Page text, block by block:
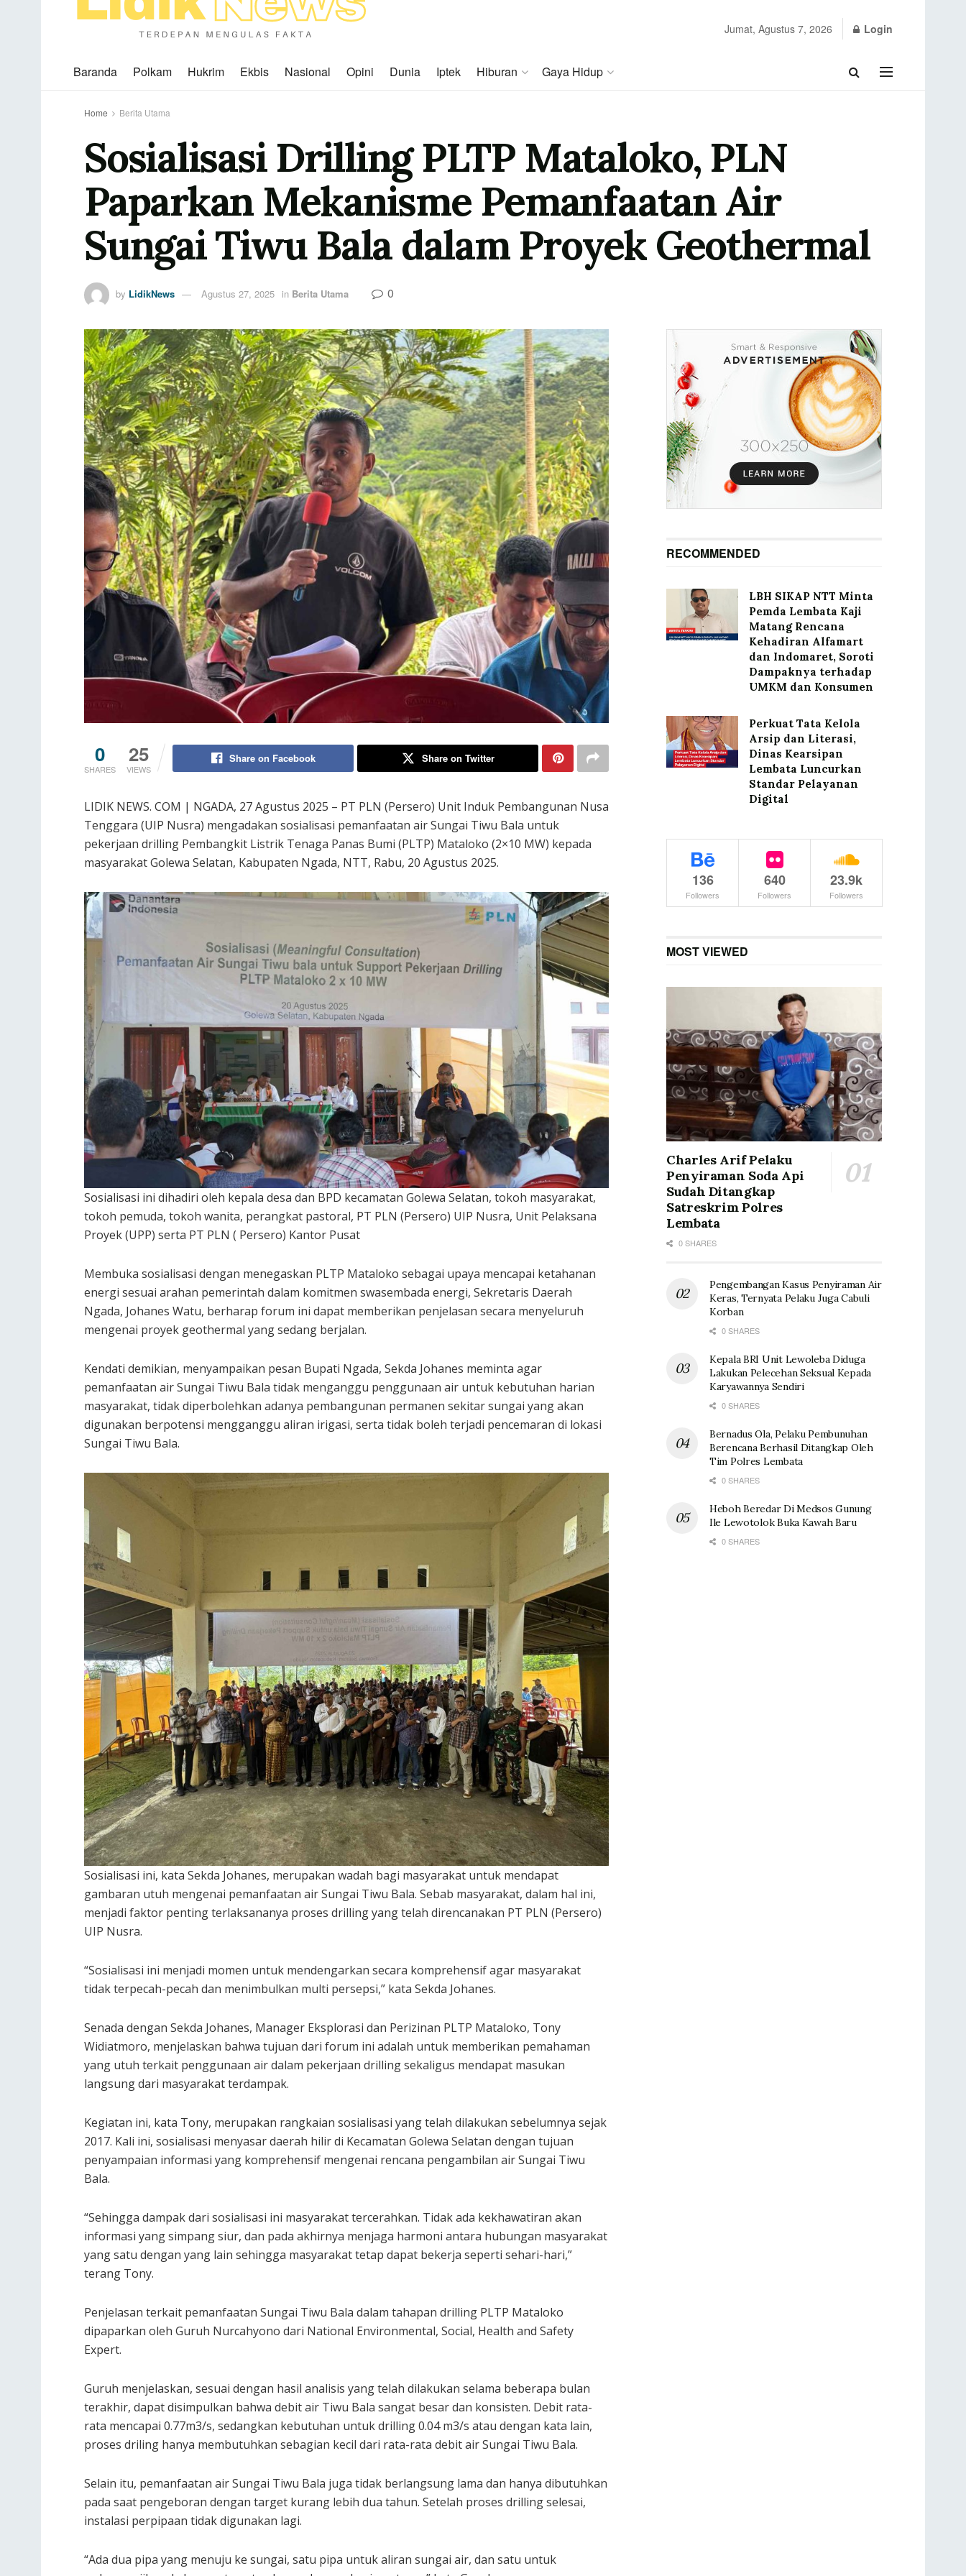
Jumat, Agustus 7, 2026 Login
Baranda Polkam Hukrim Ekbis Nasional Opini Dunia Iptek Hiburan Gaya Hidup
Home Berita Utama
Sosialisasi Drilling PLTP Mataloko, PLN
Paparkan Mekanisme Pemanfaatan Air
Sungai Tiwu Bala dalam Proyek Geothermal
by LidikNews Agustus 27, 2025 in Berita Utama 0
0
SHARES
25
VIEWS
Share on Facebook Share on Twitter
LIDIK NEWS. COM | NGADA, 27 Agustus 2025 – PT PLN (Persero) Unit Induk Pembangunan Nusa
Tenggara (UIP Nusra) mengadakan sosialisasi pemanfaatan air Sungai Tiwu Bala untuk
pekerjaan drilling Pembangkit Listrik Tenaga Panas Bumi (PLTP) Mataloko (2×10 MW) kepada
masyarakat Golewa Selatan, Kabupaten Ngada, NTT, Rabu, 20 Agustus 2025.
Sosialisasi ini dihadiri oleh kepala desa dan BPD kecamatan Golewa Selatan, tokoh masyarakat,
tokoh pemuda, tokoh wanita, perangkat pastoral, PT PLN (Persero) UIP Nusra, Unit Pelaksana
Proyek (UPP) serta PT PLN ( Persero) Kantor Pusat
Membuka sosialisasi dengan menegaskan PLTP Mataloko sebagai upaya mencapai ketahanan
energi sesuai arahan pemerintah dalam komitmen swasembada energi, Sekretaris Daerah
Ngada, Johanes Watu, berharap forum ini dapat memberikan penjelasan secara menyeluruh
mengenai proyek geothermal yang sedang berjalan.
Kendati demikian, menyampaikan pesan Bupati Ngada, Sekda Johanes meminta agar
pemanfaatan air Sungai Tiwu Bala tidak menganggu penggunaan air untuk kebutuhan harian
masyarakat, tidak diperbolehkan adanya pembangunan permanen sekitar sungai yang akan
digunakan berpotensi mengganggu aliran irigasi, serta tidak boleh terjadi pencemaran di lokasi
Sungai Tiwu Bala.
Sosialisasi ini, kata Sekda Johanes, merupakan wadah bagi masyarakat untuk mendapat
gambaran utuh mengenai pemanfaatan air Sungai Tiwu Bala. Sebab masyarakat, dalam hal ini,
menjadi faktor penting terlaksananya proses drilling yang telah direncanakan PT PLN (Persero)
UIP Nusra.
“Sosialisasi ini menjadi momen untuk mendengarkan secara komprehensif agar masyarakat
tidak terpecah-pecah dan menimbulkan multi persepsi,” kata Sekda Johanes.
Senada dengan Sekda Johanes, Manager Eksplorasi dan Perizinan PLTP Mataloko, Tony
Widiatmoro, menjelaskan bahwa tujuan dari forum ini adalah untuk memberikan pemahaman
yang utuh terkait penggunaan air dalam pekerjaan drilling sekaligus mendapat masukan
langsung dari masyarakat terdampak.
Kegiatan ini, kata Tony, merupakan rangkaian sosialisasi yang telah dilakukan sebelumnya sejak
2017. Kali ini, sosialisasi menyasar daerah hilir di Kecamatan Golewa Selatan dengan tujuan
penyampaian informasi yang komprehensif mengenai rencana pengambilan air Sungai Tiwu
Bala.
“Sehingga dampak dari sosialisasi ini masyarakat tercerahkan. Tidak ada kekhawatiran akan
informasi yang simpang siur, dan pada akhirnya menjaga harmoni antara hubungan masyarakat
yang satu dengan yang lain sehingga masyarakat tetap dapat bekerja seperti sehari-hari,”
terang Tony.
Penjelasan terkait pemanfaatan Sungai Tiwu Bala dalam tahapan drilling PLTP Mataloko
dipaparkan oleh Guruh Nurcahyono dari National Environmental, Social, Health and Safety
Expert.
Guruh menjelaskan, sesuai dengan hasil analisis yang telah dilakukan selama beberapa bulan
terakhir, dapat disimpulkan bahwa debit air Tiwu Bala sangat besar dan konsisten. Debit rata-
rata mencapai 0.77m3/s, sedangkan kebutuhan untuk drilling 0.04 m3/s atau dengan kata lain,
proses driling hanya membutuhkan sebagian kecil dari rata-rata debit air Sungai Tiwu Bala.
Selain itu, pemanfaatan air Sungai Tiwu Bala juga tidak berlangsung lama dan hanya dibutuhkan
pada saat pengeboran dengan target kurang lebih dua tahun. Setelah proses drilling selesai,
instalasi perpipaan tidak digunakan lagi.
“Ada dua pipa yang menuju ke sungai, satu pipa untuk aliran sungai air, dan satu untuk
RECOMMENDED
LBH SIKAP NTT Minta
Pemda Lembata Kaji
Matang Rencana
Kehadiran Alfamart
dan Indomaret, Soroti
Dampaknya terhadap
UMKM dan Konsumen
Perkuat Tata Kelola
Arsip dan Literasi,
Dinas Kearsipan
Lembata Luncurkan
Standar Pelayanan
Digital
136
Followers
640
Followers
23.9k
Followers
MOST VIEWED
Charles Arif Pelaku
Penyiraman Soda Api
Sudah Ditangkap
Satreskrim Polres
Lembata
0 SHARES
Pengembangan Kasus Penyiraman Air
Keras, Ternyata Pelaku Juga Cabuli
Korban
0 SHARES
Kepala BRI Unit Lewoleba Diduga
Lakukan Pelecehan Seksual Kepada
Karyawannya Sendiri
0 SHARES
Bernadus Ola, Pelaku Pembunuhan
Berencana Berhasil Ditangkap Oleh
Tim Polres Lembata
0 SHARES
Heboh Beredar Di Medsos Gunung
Ile Lewotolok Buka Kawah Baru
0 SHARES